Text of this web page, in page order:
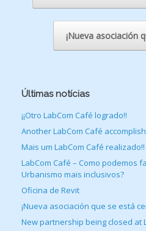
¡Nueva asociación
Últimas notícias
¡¡Otro LabCom Café logrado!!
Another LabCom Café
Mais um LabCom Café realizado!!
LabCom Café – Como podemos
Urbanismo mais inclusivos?
Oficina de Revit
¡Nueva asociación que se está
New partnership being closed at